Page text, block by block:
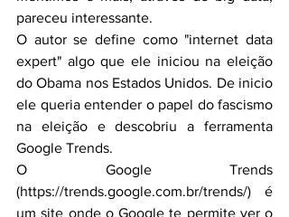
pareceu interessante.
O autor se define como "internet data
expert" algo que ele iniciou na eleição
do Obama nos Estados Unidos. De inicio
ele queria entender o papel do fascismo
na eleição e descobriu a ferramenta
Google Trends.
O Google Trends
(https://trends.google.com.br/trends/) é
um site onde o Google te permite ver o